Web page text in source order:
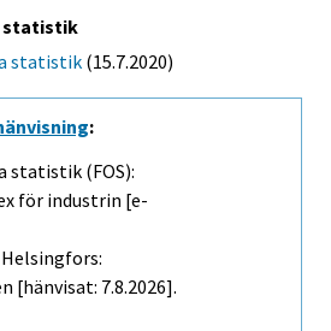
statistik
statistik (15.7.2020)
:
statistik (FOS):
för industrin [e-
Helsingfors:
[hänvisat: 7.8.2026].